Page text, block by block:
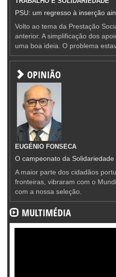
PSU: um regresso à inserção
Volto ao tema da Prestação
anterior. A simplificação dos
uma boa ideia. O problema
OPINIÃO
EUGÉNIO FONSECA
O campeonato da Solidariedade
A maior parte dos cidadãos
fronteiras, vibraram com o
com a nossa seleção.
MULTIMÉDIA